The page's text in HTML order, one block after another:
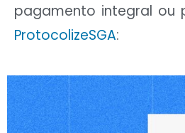
pagamento integral ou
ProtocolizeSGA: